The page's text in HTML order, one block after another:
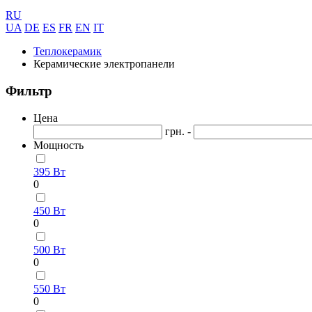
RU
UA DE ES FR EN IT
Теплокерамик
Керамические электропанели
Фильтр
Цена
грн. -
Мощность
395 Вт
0
450 Вт
0
500 Вт
0
550 Вт
0